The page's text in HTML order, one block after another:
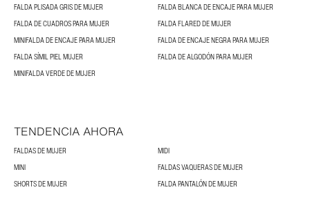
FALDA PLISADA GRIS DE MUJER
FALDA BLANCA DE ENCAJE PARA MUJER
FALDA DE CUADROS PARA MUJER
FALDA FLARED DE MUJER
MINIFALDA DE ENCAJE PARA MUJER
FALDA DE ENCAJE NEGRA PARA MUJER
FALDA SÍMIL PIEL MUJER
FALDA DE ALGODÓN PARA MUJER
MINIFALDA VERDE DE MUJER
TENDENCIA AHORA
FALDAS DE MUJER
MIDI
MINI
FALDAS VAQUERAS DE MUJER
SHORTS DE MUJER
FALDA PANTALÓN DE MUJER